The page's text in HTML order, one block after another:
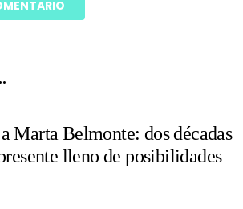
Marta Belmonte: dos décadas
lleno de posibilidades